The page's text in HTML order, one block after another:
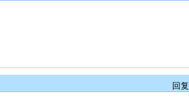
回复